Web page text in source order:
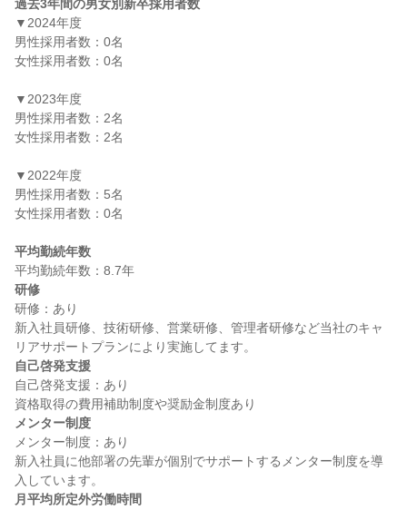
過去3年間の男女別新卒採用者数
▼2024年度
男性採用者数：0名
女性採用者数：0名
▼2023年度
男性採用者数：2名
女性採用者数：2名
▼2022年度
男性採用者数：5名
女性採用者数：0名
平均勤続年数
研修
研修：あり
新入社員研修、技術研修、営業研修、管理者研修など当社のキャ
自己啓発支援
自己啓発支援：あり
メンター制度
メンター制度：あり
新入社員に他部署の先輩が個別でサポートするメンター制度を導
月平均所定外労働時間